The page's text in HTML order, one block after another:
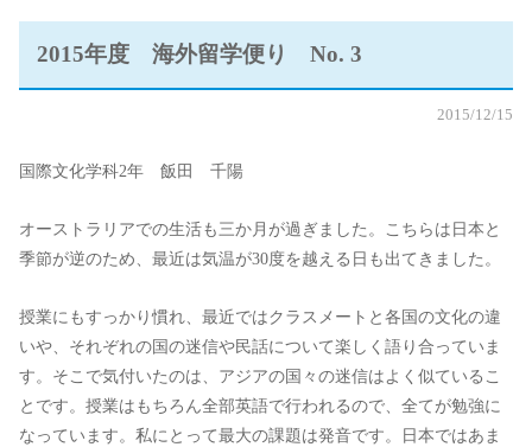
2015年度 海外留学便り No. 3
2015/12/15
国際文化学科2年 飯田 千陽
オーストラリアでの生活も三か月が過ぎました。こちらは日本と
季節が逆のため、最近は気温が30度を越える日も出てきました。
授業にもすっかり慣れ、最近ではクラスメートと各国の文化の違
いや、それぞれの国の迷信や民話について楽しく語り合っていま
す。そこで気付いたのは、アジアの国々の迷信はよく似ているこ
とです。授業はもちろん全部英語で行われるので、全てが勉強に
なっています。私にとって最大の課題は発音です。日本ではあま